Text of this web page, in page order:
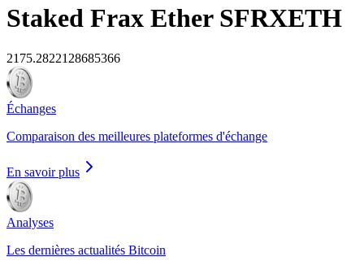
Staked Frax Ether SFRXETH
2175.2822128685366
Échanges
Comparaison des meilleures plateformes d'échange
En savoir plus
Analyses
Les dernières actualités Bitcoin